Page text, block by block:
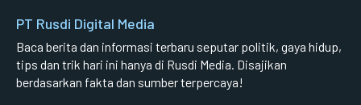
PT Rusdi Digital Media
Baca berita dan informasi terbaru seputar politik, gaya hidup,
tips dan trik hari ini hanya di Rusdi Media. Disajikan
berdasarkan fakta dan sumber terpercaya!